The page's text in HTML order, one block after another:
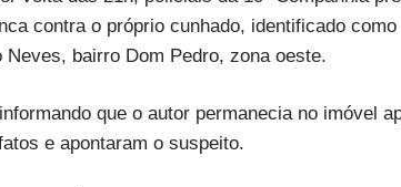
contra o próprio cunhado, identificado
bairro Dom Pedro, zona oeste.
que o autor permanecia no imóvel
e apontaram o suspeito.